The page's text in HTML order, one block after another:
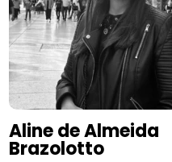
Aline de Almeida
Brazolotto